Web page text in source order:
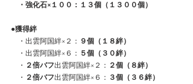
・強化石×１００：１３個（１３００個）
●獲得絆
・出雲阿国絆×２： ９個（１８絆）
・出雲阿国絆×６： ５個（３０絆）
・ ２倍バフ出雲阿国絆×２： ２個（８絆）
・ ２倍バフ出雲阿国絆×６： ３個（３６絆）